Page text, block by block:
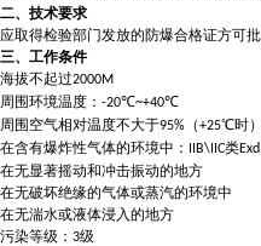
二、技术要求
应取得检验部门发放的防爆合格证方可批
三、工作条件
海拔不起过2000M
周围环境温度： -20℃~+40℃
周围空气相对温度不大于95% （+25℃时）
在含有爆炸性气体的环境中：
IIB\IIC类
在无显著摇动和冲击振动的地方
在无破坏绝缘的气体或蒸汽的环境中
在无湍水或液体浸入的地方
污染等级： 3级